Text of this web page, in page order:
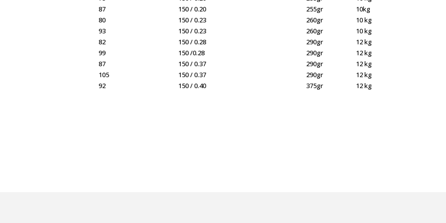
87
150 / 0.20 255gr
10kg
80
150 / 0.23 260gr
10 kg
93
150 / 0.23 260gr
10 kg
82
150 / 0.28 290gr
12 kg
99
150 /0.28 290gr
12 kg
87
150 / 0.37 290gr
12 kg
105
150 / 0.37 290gr
12 kg
92
150 / 0.40 375gr 12 kg